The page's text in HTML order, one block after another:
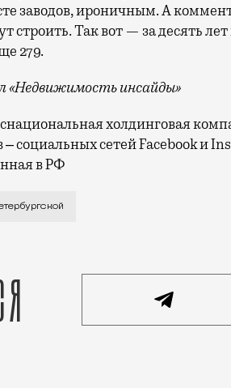
заводов, ироничным. А
строить. Так вот — за десять
279.
инсайды»
холдинговая
социальных сетей Facebook и
в РФ